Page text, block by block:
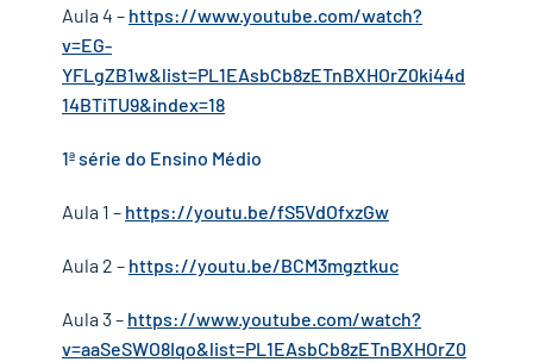
Aula 4 – https://www.youtube.com/watch?
v=EG-
YFLgZB1w&list=PL1EAsbCb8zETnBXHOrZ0ki44d
14BTiTU9&index=18
1ª série do Ensino Médio
Aula 1 – https://youtu.be/fS5VdOfxzGw
Aula 2 – https://youtu.be/BCM3mgztkuc
Aula 3 – https://www.youtube.com/watch?
v=aaSeSWO8Iqo&list=PL1EAsbCb8zETnBXHOrZ0